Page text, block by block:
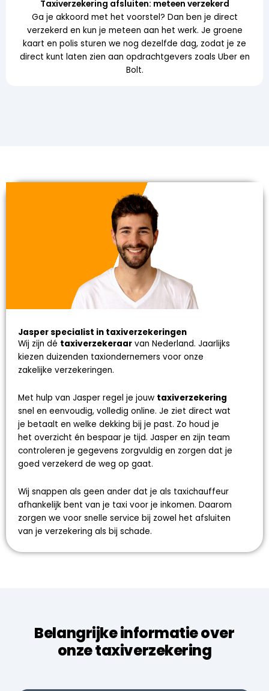
Taxiverzekering afsluiten: meteen verzekerd
Ga je akkoord met het voorstel? Dan ben je direct
verzekerd en kun je meteen aan het werk. Je groene
kaart en polis sturen we nog dezelfde dag, zodat je ze
direct kunt laten zien aan opdrachtgevers zoals Uber en
Bolt.
Jasper specialist in taxiverzekeringen
Wij zijn dé taxiverzekeraar van Nederland. Jaarlijks
kiezen duizenden taxiondernemers voor onze
zakelijke verzekeringen.
Met hulp van Jasper regel je jouw taxiverzekering
snel en eenvoudig, volledig online. Je ziet direct wat
je betaalt en welke dekking bij je past. Zo houd je
het overzicht én bespaar je tijd. Jasper en zijn team
controleren je gegevens zorgvuldig en zorgen dat je
goed verzekerd de weg op gaat.
Wij snappen als geen ander dat je als taxichauffeur
afhankelijk bent van je taxi voor je inkomen. Daarom
zorgen we voor snelle service bij zowel het afsluiten
van je verzekering als bij schade.
Belangrijke informatie over
onze taxiverzekering